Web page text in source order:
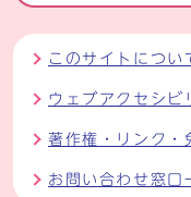
このサイトについ
ウェブアクセシビ
著作権・リンク・
お問い合わせ窓口